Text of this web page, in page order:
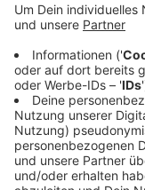
Alle Brücken, die
müssen laut
schnellstmöglich
folgenschwere
vermeiden.
Allein in die
NRWfallen nach